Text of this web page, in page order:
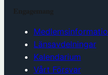
Länsavdelningar
Kalendarium
Vårt Försvar